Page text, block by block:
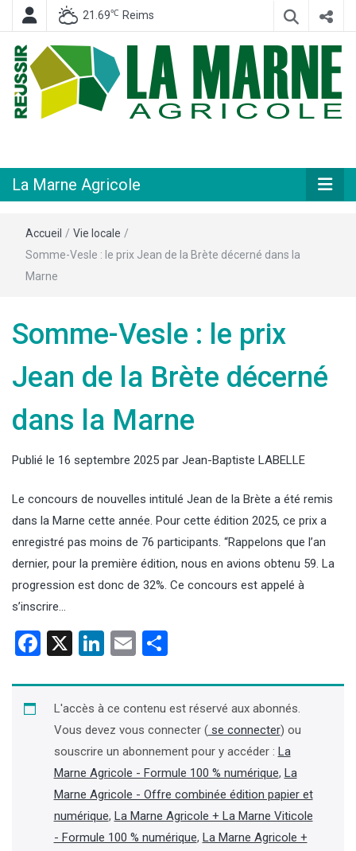
21.69℃ Reims
Agricole
La Marne Agricole
Accueil / Vie locale /
Somme-Vesle : le prix Jean de la Brète décerné dans la
Marne
Somme-Vesle : le prix
Jean de la Brète décerné
dans la Marne
Publié le 16 septembre 2025 par Jean-Baptiste LABELLE
Le concours de nouvelles intitulé Jean de la Brète a été remis
dans la Marne cette année. Pour cette édition 2025, ce prix a
enregistré pas moins de 76 participants. “Rappelons que l’an
dernier, pour la première édition, nous en avions obtenu 59. La
progression est donc de 32%. Ce concours est appelé à
s’inscrire…
Facebook
X LinkedIn
Email
L'accès à ce contenu est réservé aux abonnés.
Vous devez vous connecter (se connecter) ou
souscrire un abonnement pour y accéder : La
Marne Agricole - Formule 100 % numérique, La
Marne Agricole - Offre combinée édition papier et
numérique, La Marne Agricole + La Marne Viticole
- Formule 100 % numérique, La Marne Agricole +